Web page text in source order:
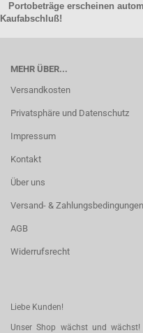
Portobeträge erscheinen
Kaufabschluß!
MEHR ÜBER...
Versandkosten
Privatsphäre und Datenschutz
Impressum
Kontakt
Über uns
Versand- & Zahlungsbedingungen
AGB
Widerrufsrecht
Liebe Kunden!
Unser Shop wächst und